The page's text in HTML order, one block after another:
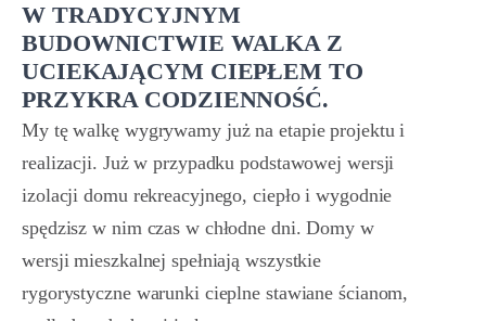
W TRADYCYJNYM
BUDOWNICTWIE WALKA Z
UCIEKAJĄCYM CIEPŁEM TO
PRZYKRA CODZIENNOŚĆ.
My tę walkę wygrywamy już na etapie projektu i
realizacji. Już w przypadku podstawowej wersji
izolacji domu rekreacyjnego, ciepło i wygodnie
spędzisz w nim czas w chłodne dni. Domy w
wersji mieszkalnej spełniają wszystkie
rygorystyczne warunki cieplne stawiane ścianom,